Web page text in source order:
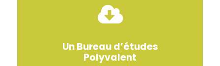
Un Bureau d’études
Polyvalent